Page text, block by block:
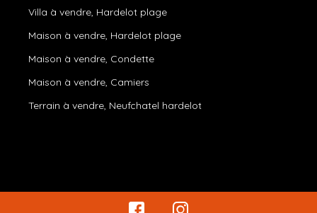
Villa à vendre, Hardelot plage
Maison à vendre, Hardelot plage
Maison à vendre, Condette
Maison à vendre, Camiers
Terrain à vendre, Neufchatel hardelot